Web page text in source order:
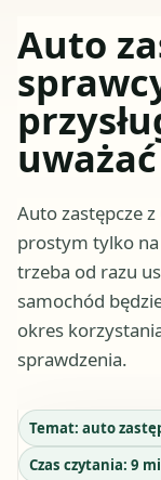
Auto
uważać
Auto zastępcze
prostym tylko
trzeba od razu
samochód
okres
sprawdzenia.
Temat: auto
Czas czytania: 9